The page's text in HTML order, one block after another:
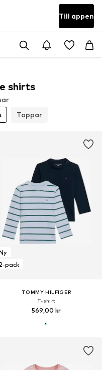
Till appen
shirts
Toppar
pack
TOMMY HILFIGER
T-shirt
569,00 kr